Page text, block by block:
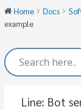
Home
Docs
example
Line: Bot